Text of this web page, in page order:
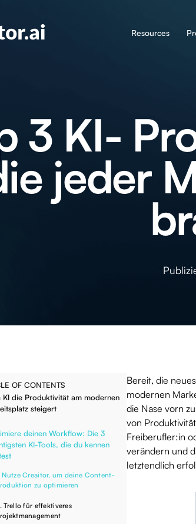
Resources
3 KI-
jeder
OF CONTENTS
KI die Produktivität am modernen
steigert
deinen Workflow: Die 3
KI-Tools, die du kennen
Nutze Creaitor, um deine Content-
zu optimieren
Trello für effektiveres
Bereit, die
modernen
die Nase vorn
von
Freiberufler:in
verändern und
letztendlich